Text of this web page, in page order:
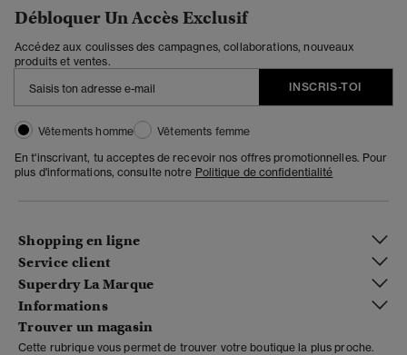
Débloquer Un Accès Exclusif
Accédez aux coulisses des campagnes, collaborations, nouveaux
produits et ventes.
INSCRIS-TOI
Vêtements homme
Vêtements femme
En t'inscrivant, tu acceptes de recevoir nos offres promotionnelles. Pour
plus d'informations, consulte notre Politique de confidentialité
Shopping en ligne
Service client
Superdry La Marque
Informations
Trouver un magasin
Cette rubrique vous permet de trouver votre boutique la plus proche.